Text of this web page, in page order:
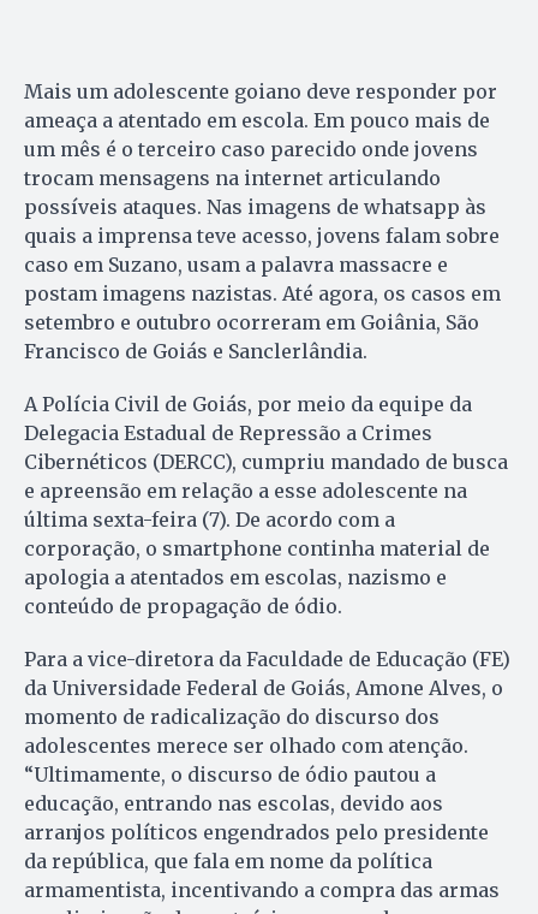
Mais um adolescente goiano deve responder por
ameaça a atentado em escola. Em pouco mais de
um mês é o terceiro caso parecido onde jovens
trocam mensagens na internet articulando
possíveis ataques. Nas imagens de whatsapp às
quais a imprensa teve acesso, jovens falam sobre
caso em Suzano, usam a palavra massacre e
postam imagens nazistas. Até agora, os casos em
setembro e outubro ocorreram em Goiânia, São
Francisco de Goiás e Sanclerlândia.
A Polícia Civil de Goiás, por meio da equipe da
Delegacia Estadual de Repressão a Crimes
Cibernéticos (DERCC), cumpriu mandado de busca
e apreensão em relação a esse adolescente na
última sexta-feira (7). De acordo com a
corporação, o smartphone continha material de
apologia a atentados em escolas, nazismo e
conteúdo de propagação de ódio.
Para a vice-diretora da Faculdade de Educação (FE)
da Universidade Federal de Goiás, Amone Alves, o
momento de radicalização do discurso dos
adolescentes merece ser olhado com atenção.
“Ultimamente, o discurso de ódio pautou a
educação, entrando nas escolas, devido aos
arranjos políticos engendrados pelo presidente
da república, que fala em nome da política
armamentista, incentivando a compra das armas